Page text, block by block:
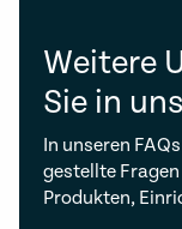
Weitere
Sie in
In unseren
gestellte
Produkten,